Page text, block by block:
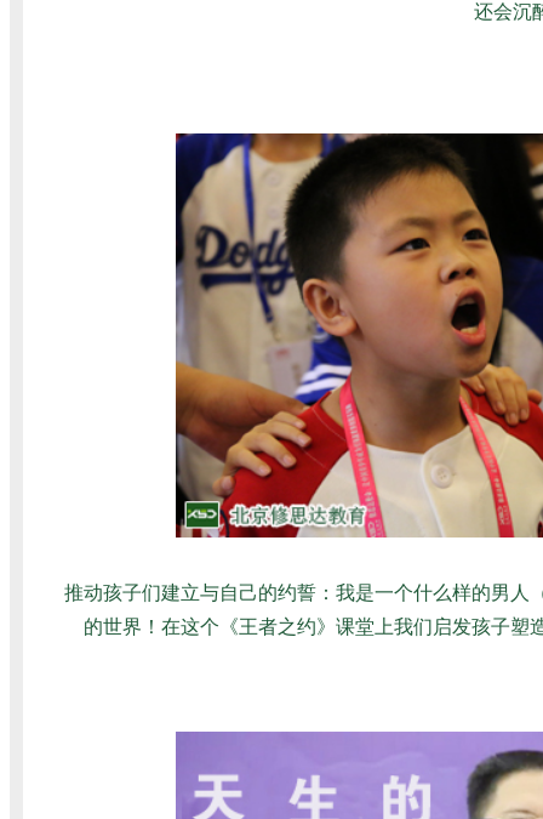
还会沉
推动孩子们建立与自己的约誓：我是一个什么样的男人
的世界！在这个《王者之约》课堂上我们启发孩子塑